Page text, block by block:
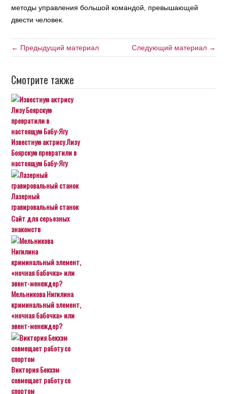
методы управления большой командой, превышающей
двести человек.
← Предыдущий материал Следующий материал →
Смотрите также
Известную актрису Лизу
Боярскую превратили в
настоящую Бабу-Ягу
Лазерный
гравировальный станок
Сайт для серьезных
знакомств
Мельникова Нигилина
криминальный элемент,
«ночная бабочка» или
эвент-менеждер?
Виктория Бекхэм
совмещает работу со
спортом